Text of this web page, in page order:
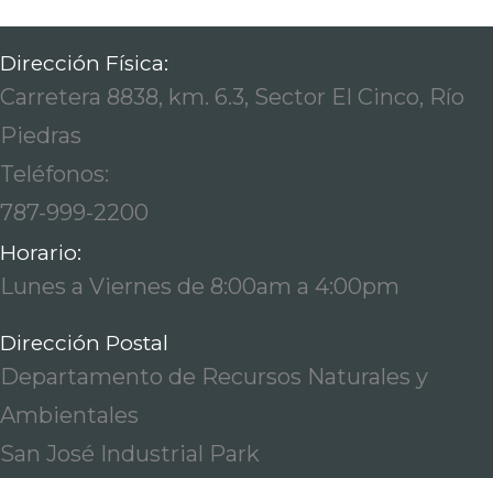
Dirección Física:
Carretera 8838, km. 6.3, Sector El Cinco, Río
Piedras
Teléfonos:
787-999-2200
Horario:
Lunes a Viernes de 8:00am a 4:00pm
Dirección Postal
Departamento de Recursos Naturales y
Ambientales
San José Industrial Park